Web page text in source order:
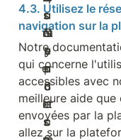
4.3. Utilisez le
navigation sur la
Notre
qui concerne
accessibles avec
meilleure aide
envoyées par la
allez sur la